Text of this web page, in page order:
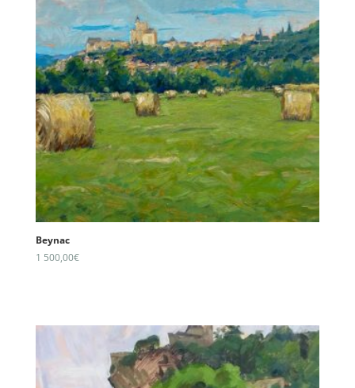
Beynac
1 500,00€